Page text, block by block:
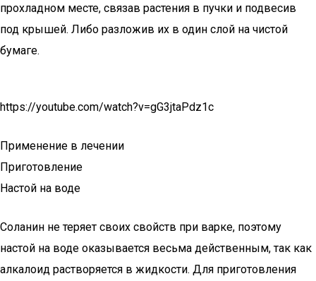
прохладном месте, связав растения в пучки и подвесив
под крышей. Либо разложив их в один слой на чистой
бумаге.
https://youtube.com/watch?v=gG3jtaPdz1c
Применение в лечении
Приготовление
Настой на воде
Соланин не теряет своих свойств при варке, поэтому
настой на воде оказывается весьма действенным, так как
алкалоид растворяется в жидкости. Для приготовления